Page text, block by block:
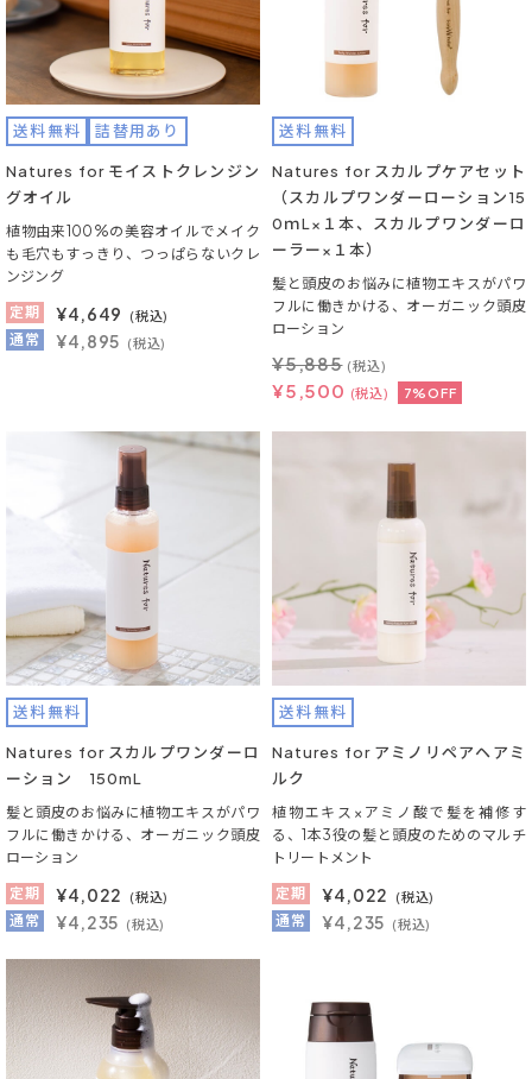
送料無料 詰替用あり
Natures for モイストクレンジン
グオイル
植物由来100%の美容オイルでメイク
も毛穴もすっきり、つっぱらないクレ
ンジング
定期
¥4,649 (税込)
通常 ¥4,895 (税込)
送料無料
Natures for スカルプケアセット
（スカルプワンダーローション15
0ｍL×１本、スカルプワンダーロ
ーラー×１本）
髪と頭皮のお悩みに植物エキスがパワ
フルに働きかける、オーガニック頭皮
ローション
¥5,500 (税込) 7%OFF
¥5,885 (税込)
送料無料
Natures for スカルプワンダーロ
ーション 150mL
髪と頭皮のお悩みに植物エキスがパワ
フルに働きかける、オーガニック頭皮
ローション
定期
¥4,022 (税込)
通常 ¥4,235 (税込)
送料無料
Natures for アミノリペアヘアミ
ルク
植物エキス×アミノ酸で髪を補修す
る、1本3役の髪と頭皮のためのマルチ
トリートメント
定期
¥4,022 (税込)
通常 ¥4,235 (税込)